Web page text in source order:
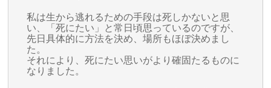
私は生から逃れるための手段は死しかないと思
い、「死にたい」と常日頃思っているのですが、
先日具体的に方法を決め、場所もほぼ決めまし
た。
それにより、死にたい思いがより確固たるものに
なりました。